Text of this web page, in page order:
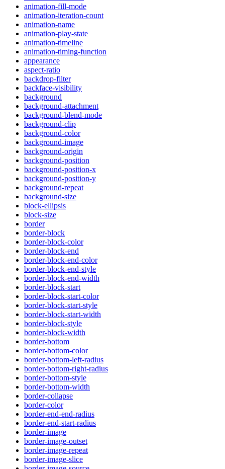
animation-fill-mode
animation-iteration-count
animation-name
animation-play-state
animation-timeline
animation-timing-function
appearance
aspect-ratio
backdrop-filter
backface-visibility
background
background-attachment
background-blend-mode
background-clip
background-color
background-image
background-origin
background-position
background-position-x
background-position-y
background-repeat
background-size
block-ellipsis
block-size
border
border-block
border-block-color
border-block-end
border-block-end-color
border-block-end-style
border-block-end-width
border-block-start
border-block-start-color
border-block-start-style
border-block-start-width
border-block-style
border-block-width
border-bottom
border-bottom-color
border-bottom-left-radius
border-bottom-right-radius
border-bottom-style
border-bottom-width
border-collapse
border-color
border-end-end-radius
border-end-start-radius
border-image
border-image-outset
border-image-repeat
border-image-slice